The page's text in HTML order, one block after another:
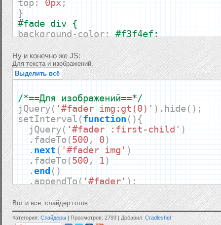
top: 0px ;
}
#fade div {
background - color:
#f3f4ef;
border: 3pxsolid#f3f4ef;
padding: 10px;
-webkit-box-shadow:inset0px 0px -
.4), 0px 0px 0px 1.5pxrgba(0,0,0, .4
0px 0px 0px 1.5pxrgba (
box-shadow:inset 0px 0px 2px 1px
0px
0px 1.5pxrgba(0 , 0 ,
position: absolute ;
top : 0;
left: 0 ;
width: 400px;
height:
color:
#333;
font: 15px Verdana,sans-serif;
}
#fader {
Ну и конечно же JS:
Для текста и изображений.
Выделить всё
/*==Для изображений==*/
jQuery( '#fader img:gt(0)' ). hide();
setInterval (function (){
jQuery( '#fader :first-child' )
. fadeTo (500, 0)
. next ( '#fader img' )
. fadeTo (500, 1)
.end ()
. appendTo ( '#fader' );
}, 4000);
/*==Для текста==*/
jQuery('#fade div:gt(0)').hide();
Вот и все, слайдер готов.
Категория:Слайдеры| Просмотров: 2793 | Добавил:Cradleshel